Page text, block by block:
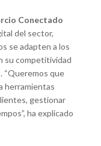
Conectado
del sector,
se adapten a los
su competitividad
“Queremos que
herramientas
gestionar
ha explicado